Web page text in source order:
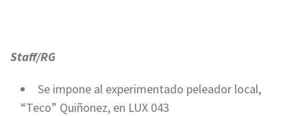
Staff/RG
Se impone al experimentado peleador local,
“Teco” Quiñonez, en LUX 043